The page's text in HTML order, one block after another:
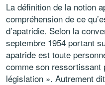
La définition de la notion
compréhension de ce
d’apatridie. Selon la
septembre 1954 portant
apatride est toute
comme son ressortissant
législation ». Autrement